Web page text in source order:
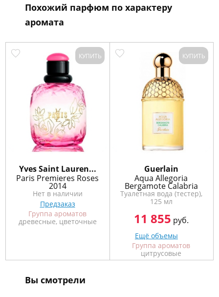
Похожий парфюм по характеру
аромата
КУПИТЬ
Yves Saint Lauren...
Paris Premieres Roses
2014
Нет в наличии
Предзаказ
Группа ароматов
древесные, цветочные
КУПИТЬ
Guerlain
Aqua Allegoria
Bergamote Calabria
Туалетная вода (тестер),
125 мл
11 855 руб.
Ещё объемы
Группа ароматов
цитрусовые
Вы смотрели